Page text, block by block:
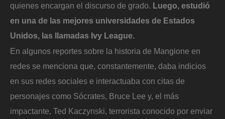
quienes encargan el discurso de grado. Luego, estudió
en una de las mejores universidades de Estados
Unidos, las llamadas Ivy League.
En algunos reportes sobre la historia de Mangione en
redes se menciona que, constantemente, daba indicios
en sus redes sociales e interactuaba con citas de
personajes como Sócrates, Bruce Lee y, el más
impactante, Ted Kaczynski, terrorista conocido por enviar